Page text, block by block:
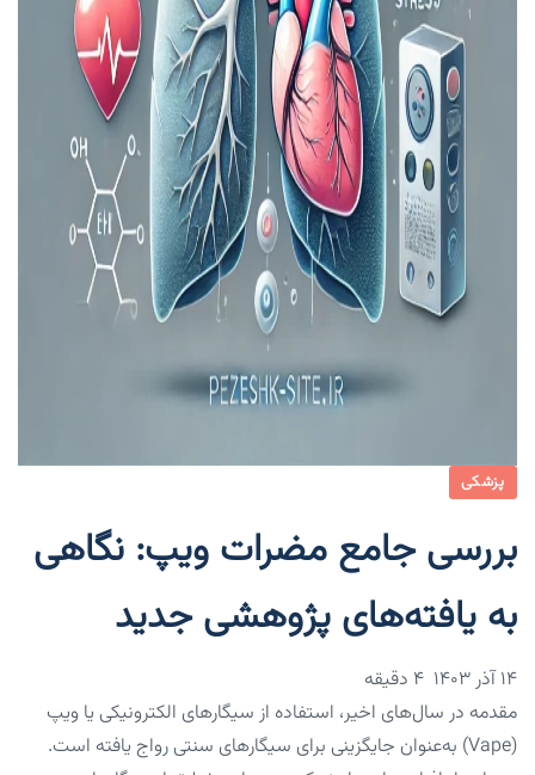
پزشکی
بررسی جامع مضرات ویپ: نگاهی
به یافته‌های پژوهشی جدید
۱۴ آذر ۱۴۰۳
مقدمه در سال‌های اخیر، استفاده از سیگارهای الکترونیکی یا ویپ
(Vape) به‌عنوان جایگزینی برای سیگارهای سنتی رواج یافته است.